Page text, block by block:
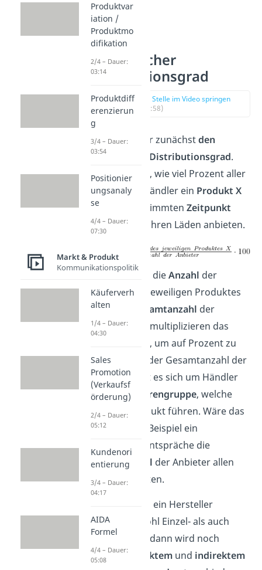
Numerischer
Distributionsgrad
zur Stelle im Video springen
(00:58)
Betrachten wir zunächstden
numerischen Distributionsgrad.
Dieser gibt an, wie viel Prozent aller
potenzieller Händler ein Produkt X
zu einem bestimmten Zeitpunkt
tatsächlich in ihren Läden anbieten.
Wir teilen also dieAnzahl der
Anbieterdes jeweiligen Produktes
durch die
Gesamtanzahl der
Anbieterund multiplizieren das
ganze mit 100, um auf Prozent zu
kommen. Bei der Gesamtanzahl der
Läden handelt es sich um Händler
derselben
Warengruppe, welche
diese Art Produkt führen. Wäre das
Produkt zum Beispiel ein
Sportschuh, entspräche die
Gesamtanzahl der Anbieter allen
Sportgeschäften.
Angenommen ein Hersteller
beliefert sowohl Einzel- als auch
Großhändler, dann wird noch
zwischen
direktem und indirektem
Produktvar
iation /
Produktmo
difikation
2/4 – Dauer:
03:14
Produktdiff
erenzierun
g
3/4 – Dauer:
03:54
Positionier
ungsanaly
se
4/4 – Dauer:
07:30
Markt & Produkt
Kommunikationspolitik
Käuferverh
alten
1/4 – Dauer:
04:30
Sales
Promotion
(Verkaufsf
örderung)
2/4 – Dauer:
05:12
Kundenori
entierung
3/4 – Dauer:
04:17
AIDA
Formel
4/4 – Dauer:
05:08